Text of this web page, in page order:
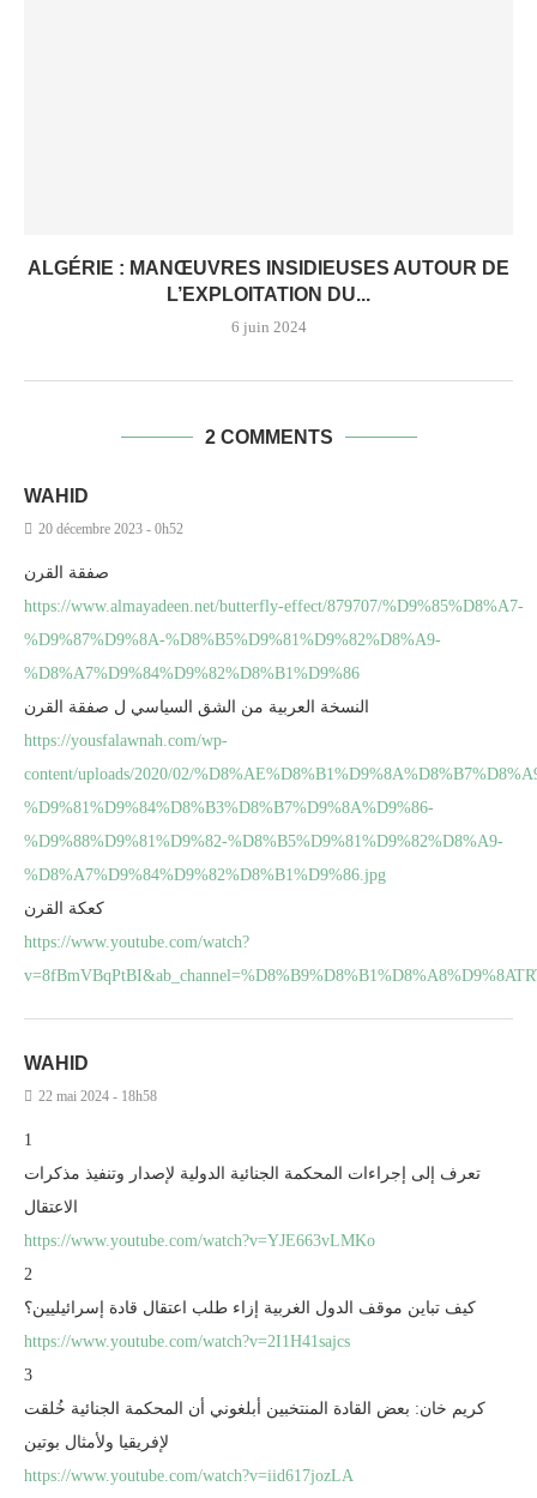
ALGÉRIE : MANŒUVRES INSIDIEUSES AUTOUR DE
L’EXPLOITATION DU...
6 juin 2024
2 COMMENTS
WAHID
20 décembre 2023 - 0h52
صفقة القرن
https://www.almayadeen.net/butterfly-effect/879707/%D9%85%D8%A7-
%D9%87%D9%8A-%D8%B5%D9%81%D9%82%D8%A9-
%D8%A7%D9%84%D9%82%D8%B1%D9%86
النسخة العربية من الشق السياسي ل صفقة القرن
https://yousfalawnah.com/wp-
content/uploads/2020/02/
%D9%81%D9%84%D8%B3%D8%B7%D9%8A%D9%86-
%D9%88%D9%81%D9%82-%D8%B5%D9%81%D9%82%D8%A9-
%D8%A7%D9%84%D9%82%D8%B1%D9%86.jpg
كعكة القرن
https://www.youtube.com/watch?
WAHID
22 mai 2024 - 18h58
1
تعرف إلى إجراءات المحكمة الجنائية الدولية لإصدار وتنفيذ مذكرات
الاعتقال
https://www.youtube.com/watch?v=YJE663vLMKo
2
كيف تباين موقف الدول الغربية إزاء طلب اعتقال قادة إسرائيليين؟
https://www.youtube.com/watch?v=2I1H41sajcs
3
كريم خان: بعض القادة المنتخبين أبلغوني أن المحكمة الجنائية خُلقت
لإفريقيا ولأمثال بوتين
https://www.youtube.com/watch?v=iid617jozLA